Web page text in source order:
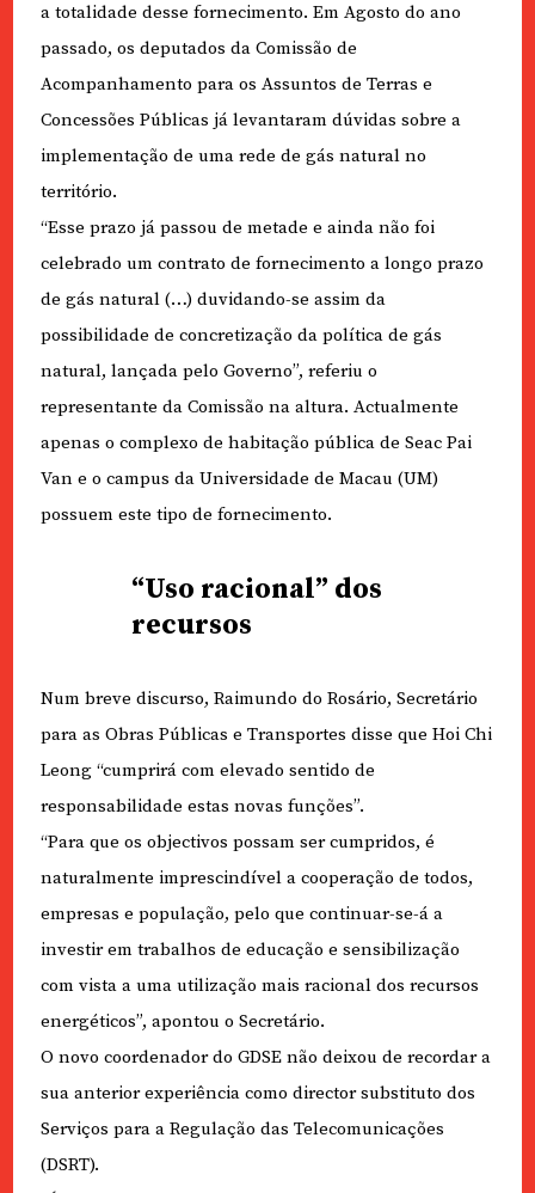
a totalidade desse fornecimento. Em Agosto do ano
passado, os deputados da Comissão de
Acompanhamento para os Assuntos de Terras e
Concessões Públicas já levantaram dúvidas sobre a
implementação de uma rede de gás natural no
território.
“Esse prazo já passou de metade e ainda não foi
celebrado um contrato de fornecimento a longo prazo
de gás natural (…) duvidando-se assim da
possibilidade de concretização da política de gás
natural, lançada pelo Governo”, referiu o
representante da Comissão na altura. Actualmente
apenas o complexo de habitação pública de Seac Pai
Van e o campus da Universidade de Macau (UM)
possuem este tipo de fornecimento.
“Uso racional” dos
recursos
Num breve discurso, Raimundo do Rosário, Secretário
para as Obras Públicas e Transportes disse que Hoi Chi
Leong “cumprirá com elevado sentido de
responsabilidade estas novas funções”.
“Para que os objectivos possam ser cumpridos, é
naturalmente imprescindível a cooperação de todos,
empresas e população, pelo que continuar-se-á a
investir em trabalhos de educação e sensibilização
com vista a uma utilização mais racional dos recursos
energéticos”, apontou o Secretário.
O novo coordenador do GDSE não deixou de recordar a
sua anterior experiência como director substituto dos
Serviços para a Regulação das Telecomunicações
(DSRT).